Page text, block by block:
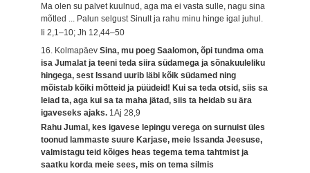
Ma olen su palvet kuulnud, aga ma ei vasta sulle, nagu sina
mõtled ... Palun selgust Sinult ja rahu minu hinge igal juhul.
Ii 2,1–10; Jh 12,44–50
16. KolmapäevSina, mu poeg Saalomon, õpi tundma oma
isa Jumalat ja teeni teda siira südamega ja sõnakuuleliku
hingega, sest Issand uurib läbi kõik südamed ning
mõistab kõiki mõtteid ja püüdeid! Kui sa teda otsid, siis sa
leiad ta, aga kui sa ta maha jätad, siis ta heidab su ära
igaveseks ajaks. 1Aj 28,9
Rahu Jumal, kes igavese lepingu verega on surnuist üles
toonud lammaste suure Karjase, meie Issanda Jeesuse,
valmistagu teid kõiges heas tegema tema tahtmist ja
saatku korda meie sees, mis on tema silmis